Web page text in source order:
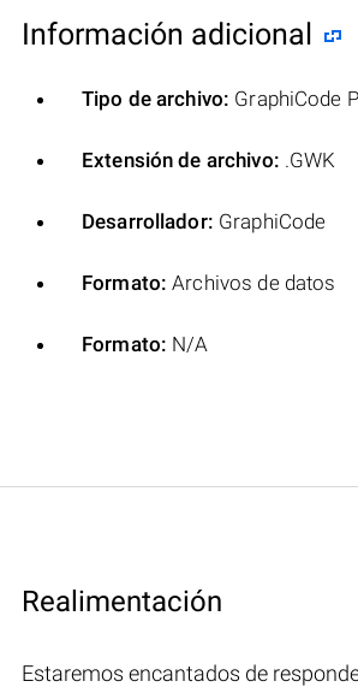
Información adicional
Tipo de archivo: GraphiCode
Extensión de archivo: .GWK
Desarrollador: GraphiCode
Formato: Archivos de datos
Formato: N/A
Realimentación
Estaremos encantados de